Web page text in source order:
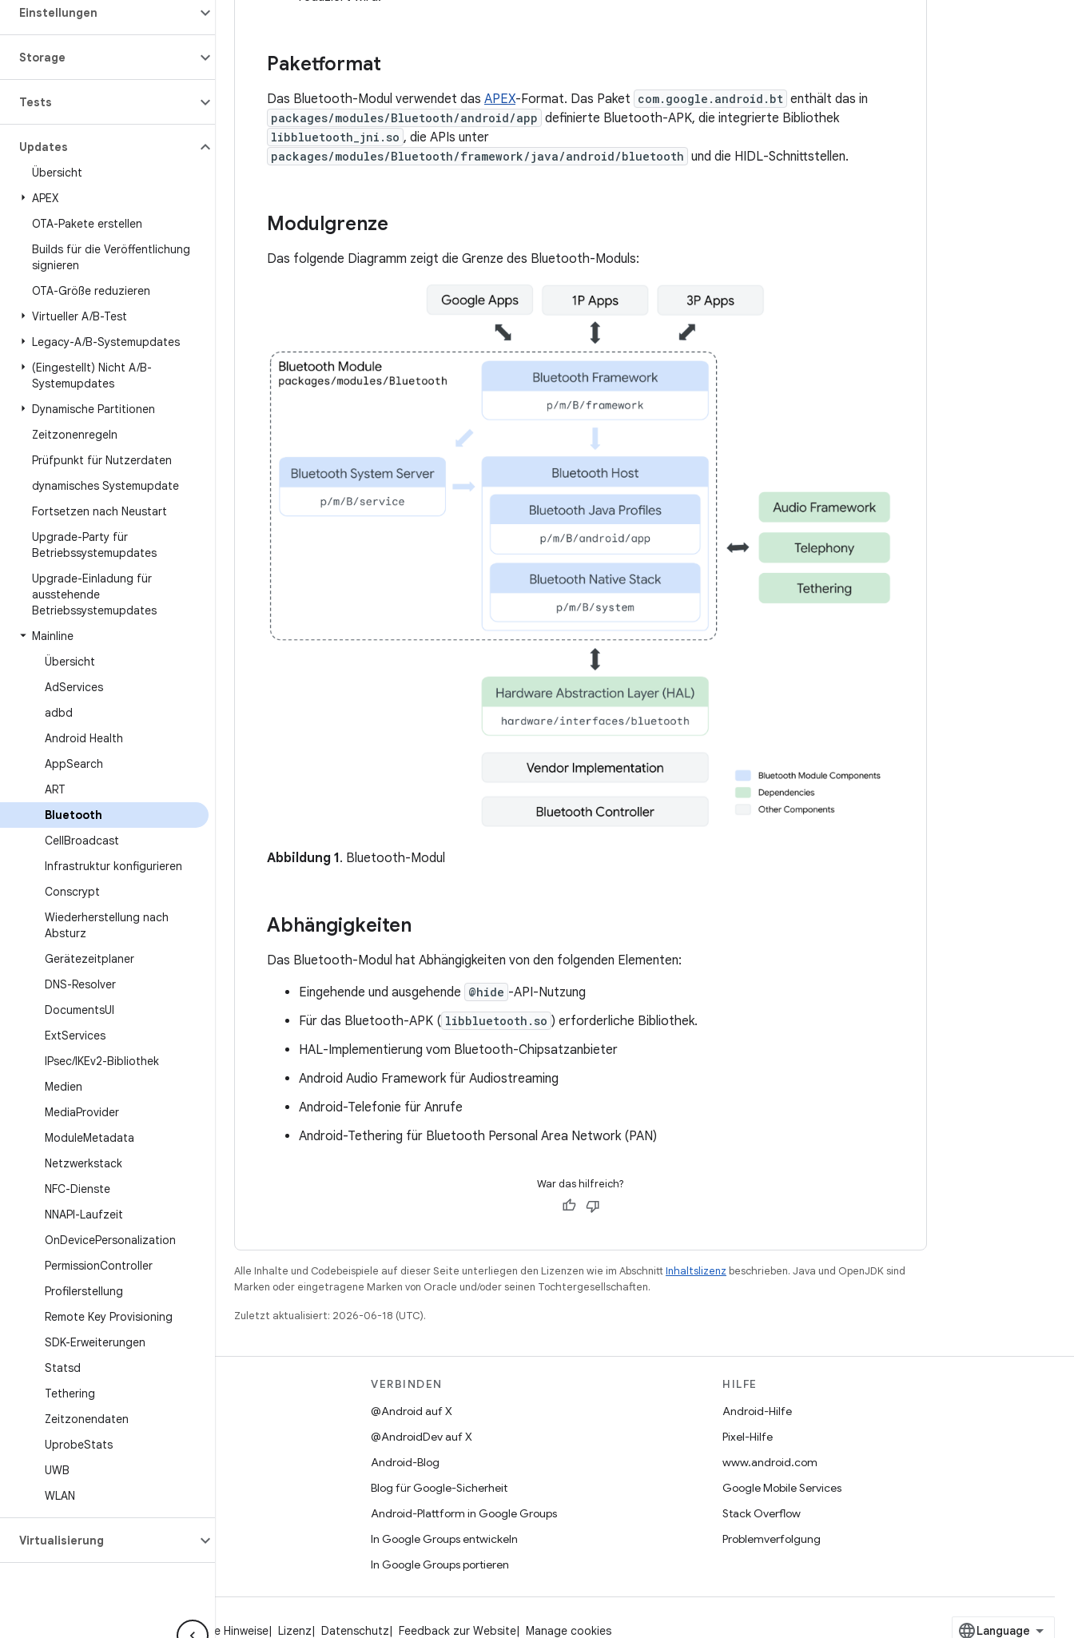
Einstellungen
Storage
Tests
Updates
Übersicht
APEX
OTA-Pakete erstellen
Builds für die Veröffentlichung
signieren
OTA-Größe reduzieren
Virtueller A/B-Test
Legacy-A/B-Systemupdates
(Eingestellt) Nicht A/B-
Systemupdates
Dynamische Partitionen
Zeitzonenregeln
Prüfpunkt für Nutzerdaten
dynamisches Systemupdate
Fortsetzen nach Neustart
Upgrade-Party für
Betriebssystemupdates
Upgrade-Einladung für
ausstehende
Betriebssystemupdates
Mainline
Übersicht
AdServices
adbd
Android Health
AppSearch
ART
Bluetooth
CellBroadcast
Infrastruktur konfigurieren
Conscrypt
Wiederherstellung nach
Absturz
Gerätezeitplaner
DNS-Resolver
DocumentsUI
ExtServices
IPsec/IKEv2-Bibliothek
Medien
MediaProvider
ModuleMetadata
Netzwerkstack
NFC-Dienste
NNAPI-Laufzeit
OnDevicePersonalization
PermissionController
Profilerstellung
Remote Key Provisioning
SDK-Erweiterungen
Statsd
Tethering
Zeitzonendaten
UprobeStats
UWB
WLAN
Virtualisierung
Paketformat
Das Bluetooth-Modul verwendet das APEX-Format. Das Paket com.google.android.bt enthält das in
packages/modules/Bluetooth/android/app definierte Bluetooth-APK, die integrierte Bibliothek
libbluetooth_jni.so , die APIs unter
packages/modules/Bluetooth/framework/java/android/bluetooth und die HIDL-Schnittstellen.
Modulgrenze
Das folgende Diagramm zeigt die Grenze des Bluetooth-Moduls:
Abbildung 1. Bluetooth-Modul
Abhängigkeiten
Das Bluetooth-Modul hat Abhängigkeiten von den folgenden Elementen:
Eingehende und ausgehende @hide -API-Nutzung
Für das Bluetooth-APK ( libbluetooth.so ) erforderliche Bibliothek.
HAL-Implementierung vom Bluetooth-Chipsatzanbieter
Android Audio Framework für Audiostreaming
Android-Telefonie für Anrufe
Android-Tethering für Bluetooth Personal Area Network (PAN)
War das hilfreich?
Alle Inhalte und Codebeispiele auf dieser Seite unterliegen den Lizenzen wie im AbschnittInhaltslizenz beschrieben. Java und OpenJDK sind
Marken oder eingetragene Marken von Oracle und/oder seinen Tochtergesellschaften.
Zuletzt aktualisiert: 2026-06-18 (UTC).
Android-Repository
Anforderungen
Wird heruntergeladen
Vorschau von Binärcodes anzeigen
Treiber-Binärcodes
VERBINDEN
@Android auf X
@AndroidDev auf X
Android-Blog
Blog für Google-Sicherheit
Android-Plattform in Google Groups
In Google Groups entwickeln
In Google Groups portieren
HILFE
Android-Hilfe
Pixel-Hilfe
www.android.com
Google Mobile Services
Stack Overflow
Problemverfolgung
Rechtliche Hinweise Lizenz Datenschutz Feedback zur Website Manage cookies